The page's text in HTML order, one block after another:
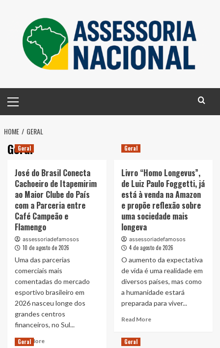
content
Menu
HOME GERAL
Geral
Geral
José do Brasil Conecta
Cachoeiro de Itapemirim
ao Maior Clube do País
com a Parceria entre
Café Campeão e
Flamengo
assessoriadefamosos
10 de agosto de 2026
Uma das parcerias
comerciais mais
comentadas do mercado
esportivo brasileiro em
2026 nasceu longe dos
grandes centros
financeiros, no Sul...
Read MoreRead
Geral
Livro “Homo Longevus”,
de Luiz Paulo Foggetti, já
está à venda na Amazon
e propõe reflexão sobre
uma sociedade mais
longeva
assessoriadefamosos
4 de agosto de 2026
O aumento da expectativa
de vida é uma realidade em
diversos países, mas como
a humanidade estará
preparada para viver...
Read MoreRead
Geral Geral